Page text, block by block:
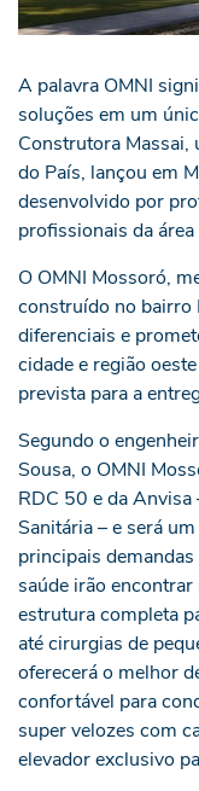
A palavra OMNI
soluções em um
Construtora Massai,
do País, lançou em
desenvolvido por
profissionais da área
O OMNI Mossoró,
construído no bairro
diferenciais e
cidade e região
prevista para a
Segundo o
Sousa, o OMNI
RDC 50 e da
Sanitária – e será
principais
saúde irão
estrutura completa
até cirurgias de
oferecerá o melhor
confortável para
super velozes com
elevador exclusivo